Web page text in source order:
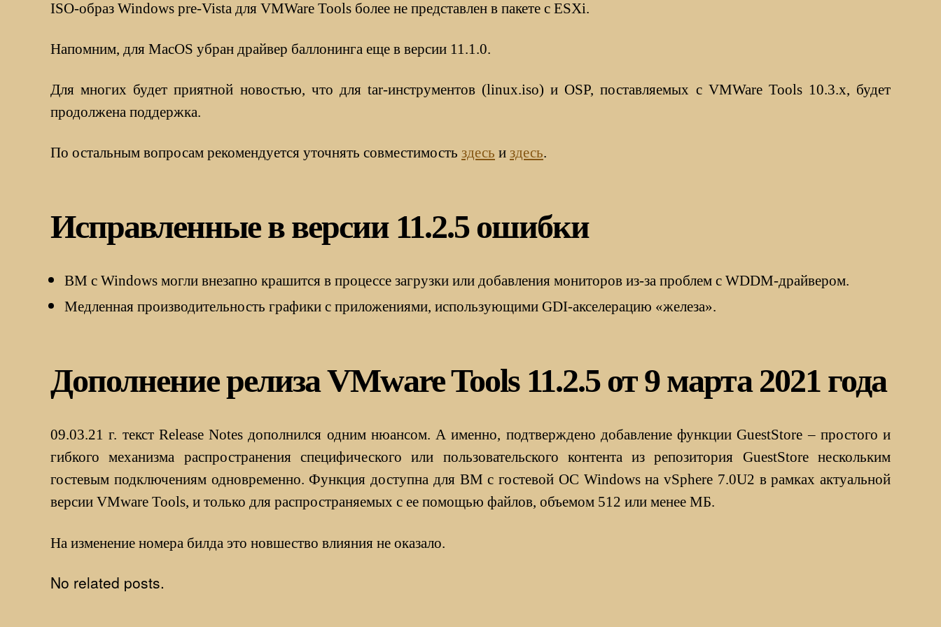
ISO-образ Windows pre-Vista для VMWare Tools более не представлен в пакете с ESXi.
Напомним, для MacOS убран драйвер баллонинга еще в версии 11.1.0.
Для многих будет приятной новостью, что для tar-инструментов (linux.iso) и OSP, поставляемых с VMWare Tools 10.3.х, будет
продолжена поддержка.
По остальным вопросам рекомендуется уточнять совместимость здесь и здесь.
Исправленные в версии 11.2.5 ошибки
ВМ с Windows могли внезапно крашится в процессе загрузки или добавления мониторов из-за проблем с WDDM-драйвером.
Медленная производительность графики с приложениями, использующими GDI-акселерацию «железа».
Дополнение релиза VMware Tools 11.2.5 от 9 марта 2021 года
09.03.21 г. текст Release Notes дополнился одним нюансом. А именно, подтверждено добавление функции GuestStore – простого и
гибкого механизма распространения специфического или пользовательского контента из репозитория GuestStore нескольким
гостевым подключениям одновременно. Функция доступна для ВМ с гостевой ОС Windows на vSphere 7.0U2 в рамках актуальной
версии VMware Tools, и только для распространяемых с ее помощью файлов, объемом 512 или менее МБ.
На изменение номера билда это новшество влияния не оказало.
No related posts.